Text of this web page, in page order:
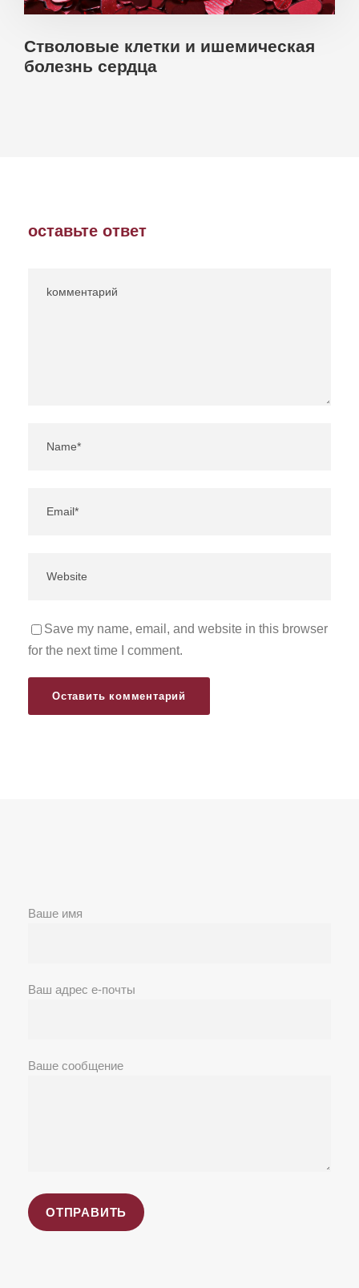
Стволовые клетки и ишемическая
болезнь сердца
оставьте ответ
Save my name, email, and website in this browser
for the next time I comment.
Ваше имя
Ваш адрес е-почты
Ваше сообщение